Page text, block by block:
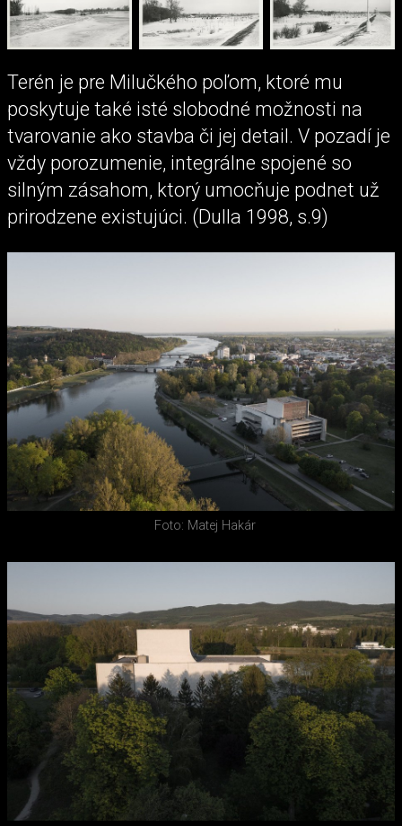
Terén je pre Milučkého poľom, ktoré mu
poskytuje také isté slobodné možnosti na
tvarovanie ako stavba či jej detail. V pozadí je
vždy porozumenie, integrálne spojené so
silným zásahom, ktorý umocňuje podnet už
prirodzene existujúci. (Dulla 1998, s.9)
Foto: Matej Hakár